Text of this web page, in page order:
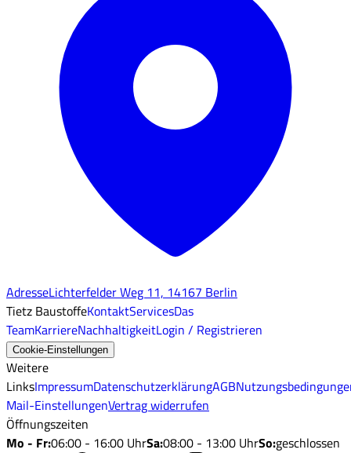
AdresseLichterfelder Weg 11, 14167 Berlin
Tietz BaustoffeKontaktServicesDas
TeamKarriereNachhaltigkeitLogin / Registrieren
Cookie-Einstellungen
Weitere
LinksImpressumDatenschutzerklärungAGB
Mail-EinstellungenVertrag widerrufen
Öffnungszeiten
Mo - Fr:06:00 - 16:00 UhrSa:08:00 - 13:00 UhrSo:geschlossen